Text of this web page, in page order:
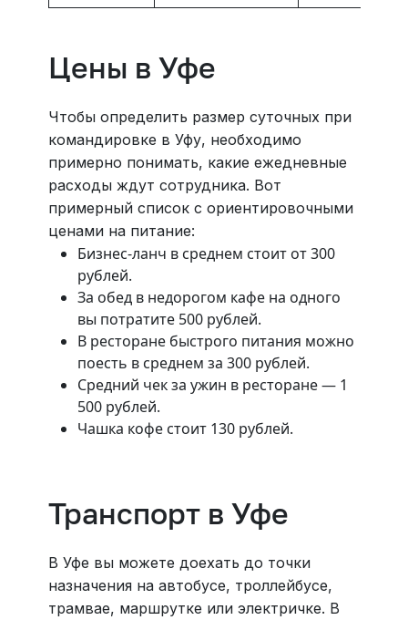
Цены в Уфе
Чтобы определить размер суточных при
командировке в Уфу, необходимо
примерно понимать, какие ежедневные
расходы ждут сотрудника. Вот
примерный список с ориентировочными
ценами на питание:
Бизнес-ланч в среднем стоит от 300
рублей.
За обед в недорогом кафе на одного
вы потратите 500 рублей.
В ресторане быстрого питания можно
поесть в среднем за 300 рублей.
Средний чек за ужин в ресторане — 1
500 рублей.
Чашка кофе стоит 130 рублей.
Транспорт в Уфе
В Уфе вы можете доехать до точки
назначения на автобусе, троллейбусе,
трамвае, маршрутке или электричке. В